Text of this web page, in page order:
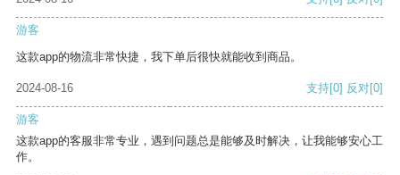
游客
这款app的物流非常快捷，我下单后很快就能收到商品。
2024-08-16 支持[0] 反对[0]
游客
这款app的客服非常专业，遇到问题总是能够及时解决，让我能够安心工
作。